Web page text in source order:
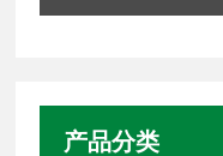
产品分类